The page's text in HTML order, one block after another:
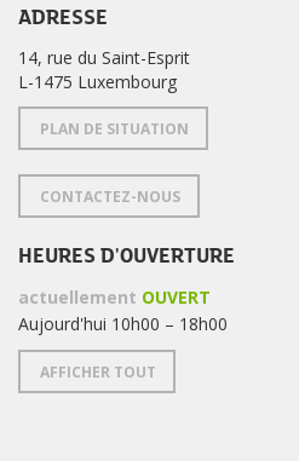
ADRESSE
14, rue du Saint-Esprit
L-1475 Luxembourg
PLAN DE SITUATION
CONTACTEZ-NOUS
HEURES D'OUVERTURE
actuellement OUVERT
Aujourd'hui 10h00 – 18h00
AFFICHER TOUT